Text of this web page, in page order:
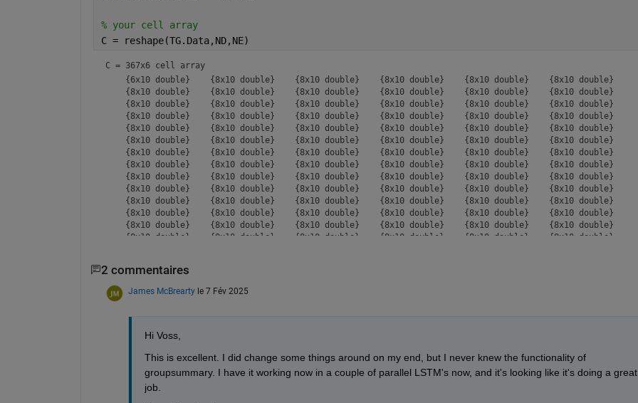
% your cell array
C = reshape(TG.Data,ND,NE)
C = 367x6 cell array
    {6x10 double}    {8x10 double}    {8x10 double}    {8x10 double}    {8x10 double}    {8x10 double}
    {8x10 double}    {8x10 double}    {8x10 double}    {8x10 double}    {8x10 double}    {8x10 double}
    {8x10 double}    {8x10 double}    {8x10 double}    {8x10 double}    {8x10 double}    {8x10 double}
    {8x10 double}    {8x10 double}    {8x10 double}    {8x10 double}    {8x10 double}    {8x10 double}
    {8x10 double}    {8x10 double}    {8x10 double}    {8x10 double}    {8x10 double}    {8x10 double}
    {8x10 double}    {8x10 double}    {8x10 double}    {8x10 double}    {8x10 double}    {8x10 double}
    {8x10 double}    {8x10 double}    {8x10 double}    {8x10 double}    {8x10 double}    {8x10 double}
    {8x10 double}    {8x10 double}    {8x10 double}    {8x10 double}    {8x10 double}    {8x10 double}
    {8x10 double}    {8x10 double}    {8x10 double}    {8x10 double}    {8x10 double}    {8x10 double}
    {8x10 double}    {8x10 double}    {8x10 double}    {8x10 double}    {8x10 double}    {8x10 double}
    {8x10 double}    {8x10 double}    {8x10 double}    {8x10 double}    {8x10 double}    {8x10 double}
    {8x10 double}    {8x10 double}    {8x10 double}    {8x10 double}    {8x10 double}    {8x10 double}
    {8x10 double}    {8x10 double}    {8x10 double}    {8x10 double}    {8x10 double}    {8x10 double}
    {8x10 double}    {8x10 double}    {8x10 double}    {8x10 double}    {8x10 double}    {8x10 double}
2 commentaires
James McBrearty le 7 Fév 2025
Hi Voss,
This is excellent. I did change some things around on my end, but I never knew the functionality of
groupsummary. I have it working now in a couple of parallel LSTM's now, and it's looking like it's doing a great
job.